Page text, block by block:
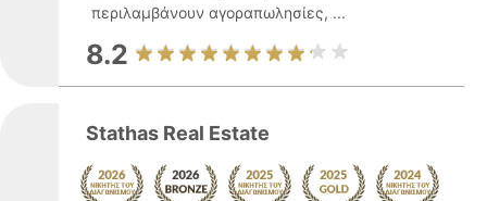
περιλαμβάνουν αγοραπωλησίες, ...
8.2
Stathas Real Estate